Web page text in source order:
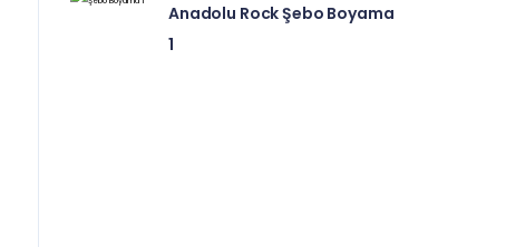
Anadolu Rock Şebo Boyama
1